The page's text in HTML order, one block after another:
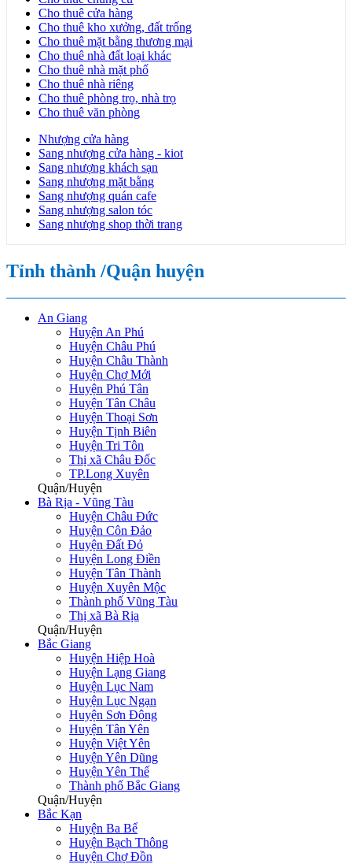
Cho thuê cửa hàng
Cho thuê kho xưởng, đất trống
Cho thuê mặt bằng thương mại
Cho thuê nhà đất loại khác
Cho thuê nhà mặt phố
Cho thuê nhà riêng
Cho thuê phòng trọ, nhà trọ
Cho thuê văn phòng
Nhượng cửa hàng
Sang nhượng cửa hàng - kiot
Sang nhượng khách sạn
Sang nhượng mặt bằng
Sang nhượng quán cafe
Sang nhượng salon tóc
Sang nhượng shop thời trang
Tỉnh thành /Quận huyện
An Giang
Huyện An Phú
Huyện Châu Phú
Huyện Châu Thành
Huyện Chợ Mới
Huyện Phú Tân
Huyện Tân Châu
Huyện Thoại Sơn
Huyện Tịnh Biên
Huyện Tri Tôn
Thị xã Châu Đốc
TP.Long Xuyên
Quận/Huyện
Bà Rịa - Vũng Tàu
Huyện Châu Đức
Huyện Côn Đảo
Huyện Đất Đỏ
Huyện Long Điền
Huyện Tân Thành
Huyện Xuyên Mộc
Thành phố Vũng Tàu
Thị xã Bà Rịa
Quận/Huyện
Bắc Giang
Huyện Hiệp Hoà
Huyện Lạng Giang
Huyện Lục Nam
Huyện Lục Ngạn
Huyện Sơn Động
Huyện Tân Yên
Huyện Việt Yên
Huyện Yên Dũng
Huyện Yên Thế
Thành phố Bắc Giang
Quận/Huyện
Bắc Kạn
Huyện Ba Bể
Huyện Bạch Thông
Huyện Chợ Đồn